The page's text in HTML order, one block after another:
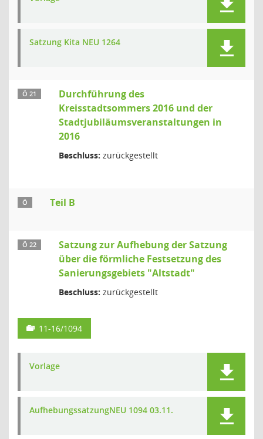
Satzung Kita NEU 1264
Ö 21
Durchführung des
Kreisstadtsommers 2016 und der
Stadtjubiläumsveranstaltungen in
2016
Beschluss: zurückgestellt
Ö Teil B
Ö 22
Satzung zur Aufhebung der Satzung
über die förmliche Festsetzung des
Sanierungsgebiets "Altstadt"
Beschluss: zurückgestellt
11-16/1094
Vorlage
AufhebungssatzungNEU 1094 03.11.